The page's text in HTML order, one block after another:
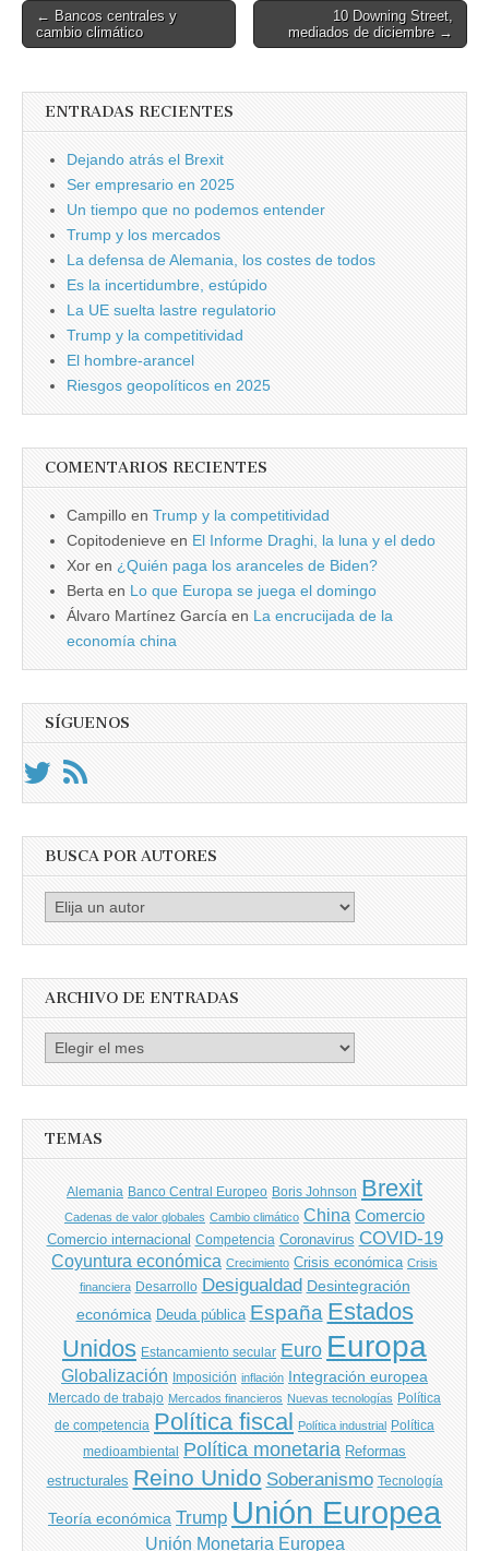
Post
navigation
← Bancos centrales y
cambio climático
10 Downing Street,
mediados de diciembre →
ENTRADAS RECIENTES
Dejando atrás el Brexit
Ser empresario en 2025
Un tiempo que no podemos entender
Trump y los mercados
La defensa de Alemania, los costes de todos
Es la incertidumbre, estúpido
La UE suelta lastre regulatorio
Trump y la competitividad
El hombre-arancel
Riesgos geopolíticos en 2025
COMENTARIOS RECIENTES
Campillo en Trump y la competitividad
Copitodenieve en El Informe Draghi, la luna y el dedo
Xor en ¿Quién paga los aranceles de Biden?
Berta en Lo que Europa se juega el domingo
Álvaro Martínez García en La encrucijada de la
economía china
SÍGUENOS
BUSCA POR AUTORES
Busca
ARCHIVO DE ENTRADAS
Archivo
TEMAS
Alemania Banco Central Europeo Boris Johnson Brexit
Cadenas de valor globales Cambio climático China Comercio
Comercio internacional Competencia Coronavirus COVID-19
Coyuntura económica Crecimiento Crisis económica Crisis
financiera
Desarrollo Desigualdad Desintegración
económica Deuda pública España Estados
Unidos Estancamiento secular Euro Europa
Globalización Imposición inflación Integración europea
Mercado de trabajo Mercados financieros Nuevas tecnologías Política
de competencia Política fiscal Política industrial
Política
medioambiental Política monetaria Reformas
estructurales Reino Unido Soberanismo Tecnología
Teoría económica Trump Unión Europea
Unión Monetaria Europea